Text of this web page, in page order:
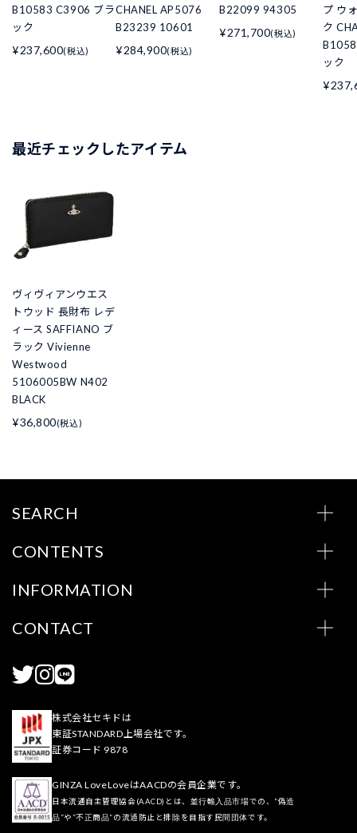
B10583 C3906 ブラ
ック
¥237,600(税込)
CHANEL AP5076
B23239 10601
¥284,900(税込)
B22099 94305
¥271,700(税込)
プ ウ
ク
ック
最近チェックしたアイテム
ヴィヴィアンウエス
トウッド 長財布 レデ
ィース SAFFIANO ブ
ラック Vivienne
Westwood
5106005BW N402
BLACK
¥36,800(税込)
SEARCH
CONTENTS
INFORMATION
CONTACT
株式会社セキドは
東証STANDARD上場会社です。
証券コード 9878
GINZA LoveLoveはAACDの会員企業です。
日本流通自主管理協会(AACD)とは、並行輸入品市場での、“偽造
品”や“不正商品”の流通防止と排除を目指す民間団体です。